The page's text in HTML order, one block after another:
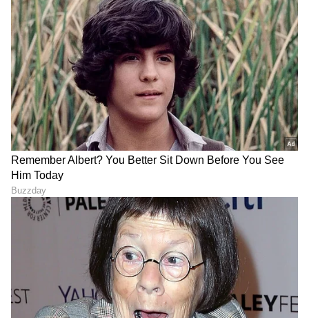
ಯಶ್ 'ಟಾಕ್ಸಿಕ್' ಟ್ರೇಲರ್ ಲಾಂಚ್
ಮುಹೂರ್ತ 7:01 PM; ಈ ಟೈಮ್
ಹಿಂದಿರೋ ಸೀಕ್ರೆಟ್ ಏನ್
ಗೊತ್ತಾ?
ಫ್ಯಾಮಿಲಿ ಜೊತೆ ವೆಕೇಶನ್
ಮೂಡಲ್ಲಿ ರಿಷಬ್… ‘ಕಾಂತಾರಾ
3’ಕ್ಕೆ ಲೊಕೇಶನ್ ಹುಡುಕಲು
ಹೊರಟ್ರಾ ಶೆಟ್ರು?
LATEST VIDEOS
"ರಾಜಕೀಯ ಬೇಡ, ಸಿನಿಮಾನೇ ಪ್ರಾಣ":
ಕನಕೋತ್ಸವದಲ್ಲಿ ರಿಷಬ್ ಶೆಟ್ಟಿ | Rishab
Shetty speech | Suvarna News
ಶೇ.50 ರಿಂದ ಶೇ.18 ಕ್ಕೆ TAX ಇಳಿಕೆ: ಮೋದಿ-
ಟ್ರಂಪ್ ಐತಿಹಾಸಿಕ ಒಪ್ಪಂದ | India US